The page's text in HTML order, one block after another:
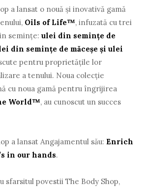
a lansat o nouă şi inovativă gamă
Oils of Life™, infuzată cu trei
seminţe: ulei din seminţe de
din seminţe de măceşe şi ulei
pentru proprietăţile lor
a tenului. Noua colecţie
cu noua gamă pentru îngrijirea
World™, au cunoscut un succes
a lansat Angajamentul său: Enrich
in our hands.
sfarsitul povestii The Body Shop,